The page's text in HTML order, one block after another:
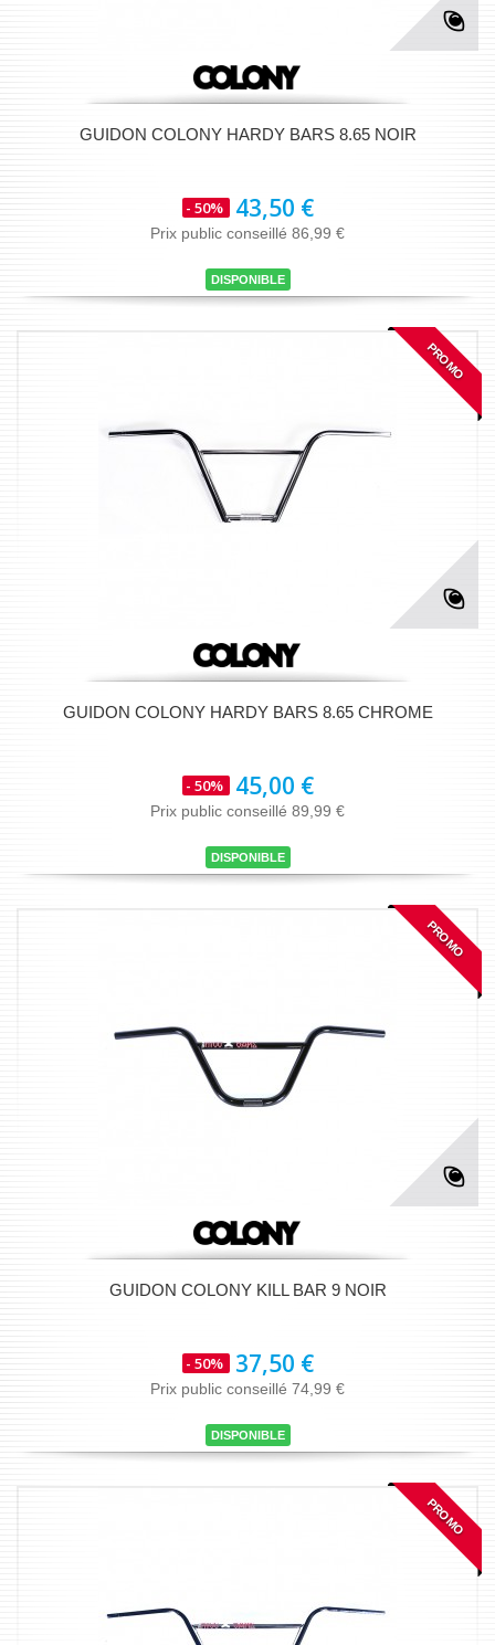
GUIDON COLONY HARDY BARS 8.65 NOIR
- 50% 43,50 €
Prix public conseillé 86,99 €
DISPONIBLE
PROMO
GUIDON COLONY HARDY BARS 8.65 CHROME
- 50% 45,00 €
Prix public conseillé 89,99 €
DISPONIBLE
PROMO
GUIDON COLONY KILL BAR 9 NOIR
- 50% 37,50 €
Prix public conseillé 74,99 €
DISPONIBLE
PROMO